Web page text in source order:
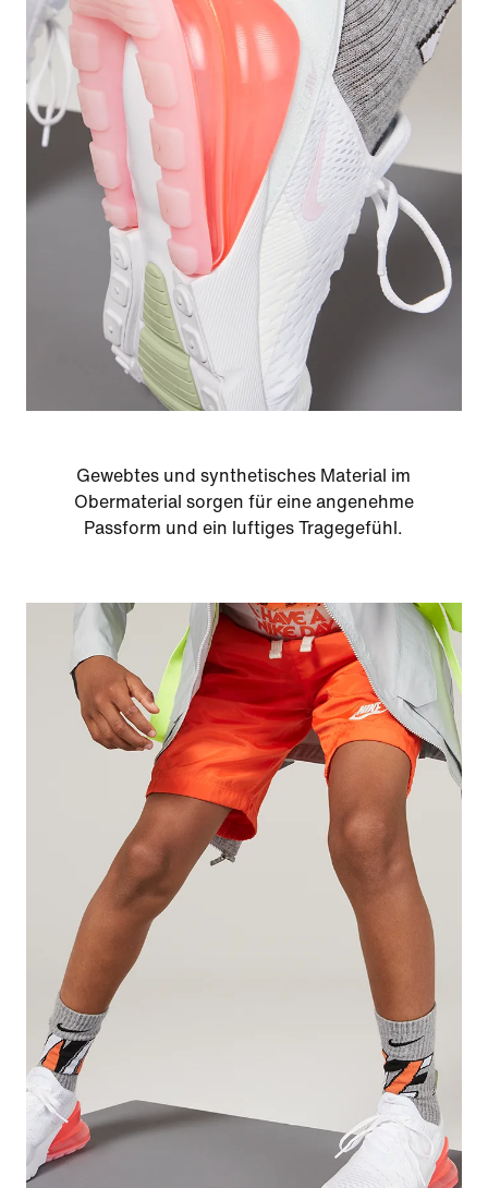
Gewebtes und synthetisches Material im
Obermaterial sorgen für eine angenehme
Passform und ein luftiges Tragegefühl.